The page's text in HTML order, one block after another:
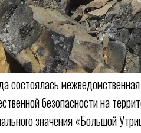
состоялась
безопасности на
значения «Большой